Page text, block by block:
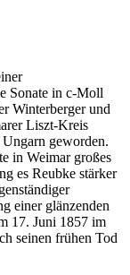
Sonate in c-Moll
Winterberger und
Liszt-Kreis
geworden.
in Weimar großes
es Reubke stärker
einer glänzenden
17. Juni 1857 im
seinen frühen Tod